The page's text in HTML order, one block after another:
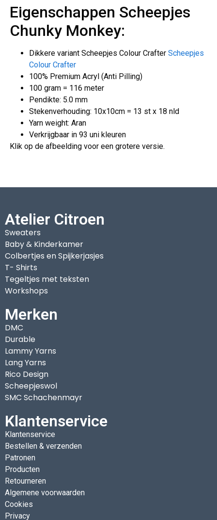
Eigenschappen Scheepjes
Chunky Monkey:
Dikkere variant Scheepjes Colour Crafter Scheepjes
Colour Crafter
100% Premium Acryl (Anti Pilling)
100 gram = 116 meter
Pendikte: 5.0 mm
Stekenverhouding: 10x10cm = 13 st x 18 nld
Yarn weight: Aran
Verkrijgbaar in 93 uni kleuren
Klik op de afbeelding voor een grotere versie.
Atelier Citroen
Sweaters
Baby & Kinderkamer
Colbertjes en Spijkerjasjes
T- Shirts
Tegeltjes met teksten
Workshops
Merken
DMC
Durable
Lammy Yarns
Lang Yarns
Rico Design
Scheepjeswol
SMC Schachenmayr
Klantenservice
Klantenservice
Bestellen & verzenden
Patronen
Producten
Retourneren
Algemene voorwaarden
Cookies
Privacy